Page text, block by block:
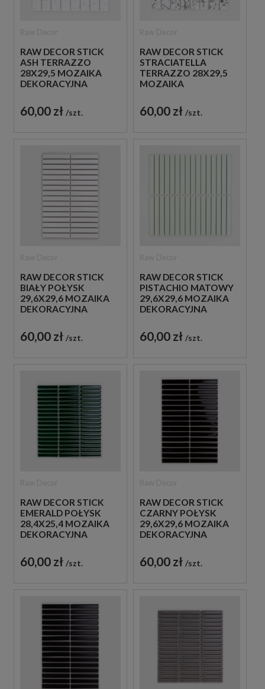
RAW DECOR STICK
ASH TERRAZZO
28X29,5 MOZAIKA
DEKORACYJNA
60,00 zł szt.
RAW DECOR STICK
STRACIATELLA
TERRAZZO 28X29,5
MOZAIKA
60,00 zł szt.
RAW DECOR STICK
BIAŁY POŁYSK
29,6X29,6 MOZAIKA
DEKORACYJNA
60,00 zł szt.
RAW DECOR STICK
PISTACHIO MATOWY
29,6X29,6 MOZAIKA
DEKORACYJNA
60,00 zł szt.
RAW DECOR STICK
EMERALD POŁYSK
28,4X25,4 MOZAIKA
DEKORACYJNA
60,00 zł szt.
RAW DECOR STICK
CZARNY POŁYSK
29,6X29,6 MOZAIKA
DEKORACYJNA
60,00 zł szt.